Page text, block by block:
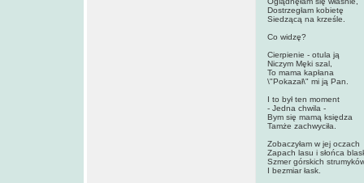
Dostrzegłam kobietę
Siedzącą na krześle.
Co widzę?
Cierpienie - otula ją
Niczym Męki szal,
To mama kapłana
\"Pokazał\" mi ją Pan.
I to był ten moment
- Jedna chwila -
Bym się mamą księdza
Tamże zachwyciła.
Zobaczyłam w jej oczach
Zapach lasu i słońca
Szmer górskich
I bezmiar łask.